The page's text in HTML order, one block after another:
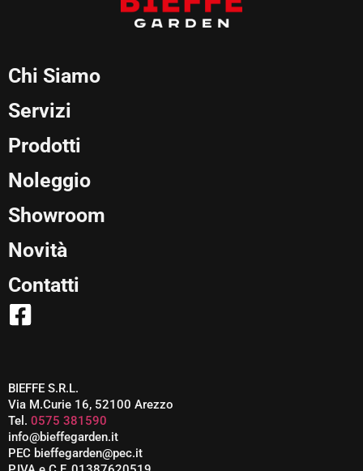
Chi Siamo
Servizi
Prodotti
Noleggio
Showroom
Novità
Contatti
BIEFFE S.R.L.
Via M.Curie 16, 52100 Arezzo
Tel. 0575 381590
info@bieffegarden.it
PEC bieffegarden@pec.it